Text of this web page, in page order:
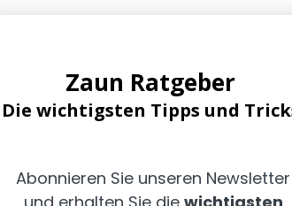
Alle gängigen Zahlungsarten verfügbar
Zertifizierter und geprüfter Shop
Zaun Ratgeber
Die wichtigsten Tipps und
Abonnieren Sie unseren Newsletter
und erhalten Sie die wichtigsten